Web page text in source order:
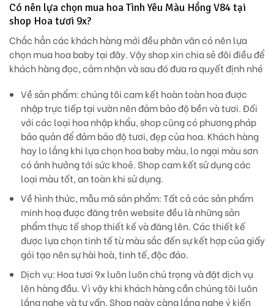
Có nên lựa chọn mua hoa Tình Yêu Màu Hồng V84 tại
shop Hoa tươi 9x?
Chắc hẳn các khách hàng mới đều phân vân có nên lựa
chọn mua hoa baby tại đây. Vậy shop xin chia sẻ đôi điều để
khách hàng đọc, cảm nhận và sau đó đưa ra quyết định nhé
Về sản phẩm:chúng tôi cam kết hoàn toàn hoa được
nhập trực tiếp tại vườn nên đảm bảo độ bền và tươi. Đối
với các loại hoa nhập khẩu, shop cũng có phương pháp
bảo quản để đảm bảo độ tươi, đẹp của hoa. Khách hàng
hay lo lắng khi lựa chọn hoa baby màu, lo ngại màu sơn
có ảnh hưởng tới sức khoẻ. Shop cam kết sử dụng các
loại màu tốt, an toàn khi sử dụng.
Về hình thức, mẫu mã sản phẩm:Tất cả các sản phẩm
minh hoạ được đăng trên website đều là những sản
phẩm thực tế shop thiết kế và đăng lên. Các thiết kế
được lựa chọn tinh tế từ màu sắc đến sự kết hợp của giấy
gói tạo nên sự hài hoà, tinh tế, độc đáo.
Dịch vụ: Hoa tươi 9x luôn luôn chú trọng và đặt dịch vụ
lên hàng đầu. Vì vậy khi khách hàng cần chúng tôi luôn
lắng nghe và tư vấn. Shop ngày càng lắng nghe ý kiến